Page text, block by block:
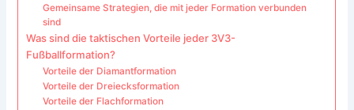
Gemeinsame Strategien, die mit jeder Formation verbunden
sind
Was sind die taktischen Vorteile jeder 3V3-
Fußballformation?
Vorteile der Diamantformation
Vorteile der Dreiecksformation
Vorteile der Flachformation